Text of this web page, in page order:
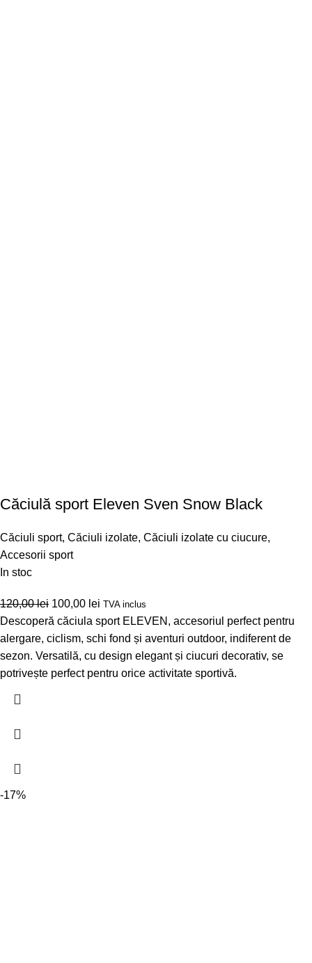
Căciulă sport Eleven Sven Snow Black
Căciuli sport, Căciuli izolate, Căciuli izolate cu ciucure,
Accesorii sport
In stoc
120,00lei 100,00 lei TVA inclus
Descoperă căciula sport ELEVEN, accesoriul perfect pentru
alergare, ciclism, schi fond și aventuri outdoor, indiferent de
sezon. Versatilă, cu design elegant și ciucuri decorativ, se
potrivește perfect pentru orice activitate sportivă.
-17%